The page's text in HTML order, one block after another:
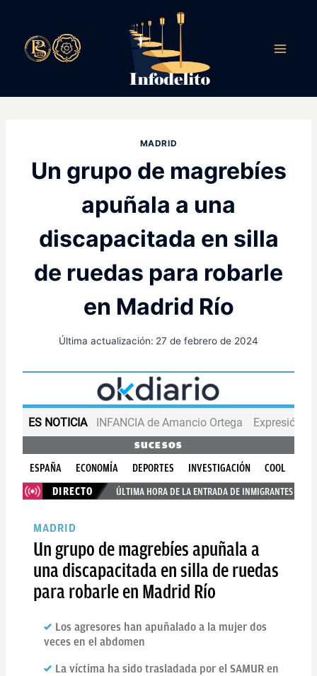
contenido
MADRID
Un grupo de magrebíes
apuñala a una
discapacitada en silla
de ruedas para robarle
en Madrid Río
Última actualización: 27 de febrero de 2024